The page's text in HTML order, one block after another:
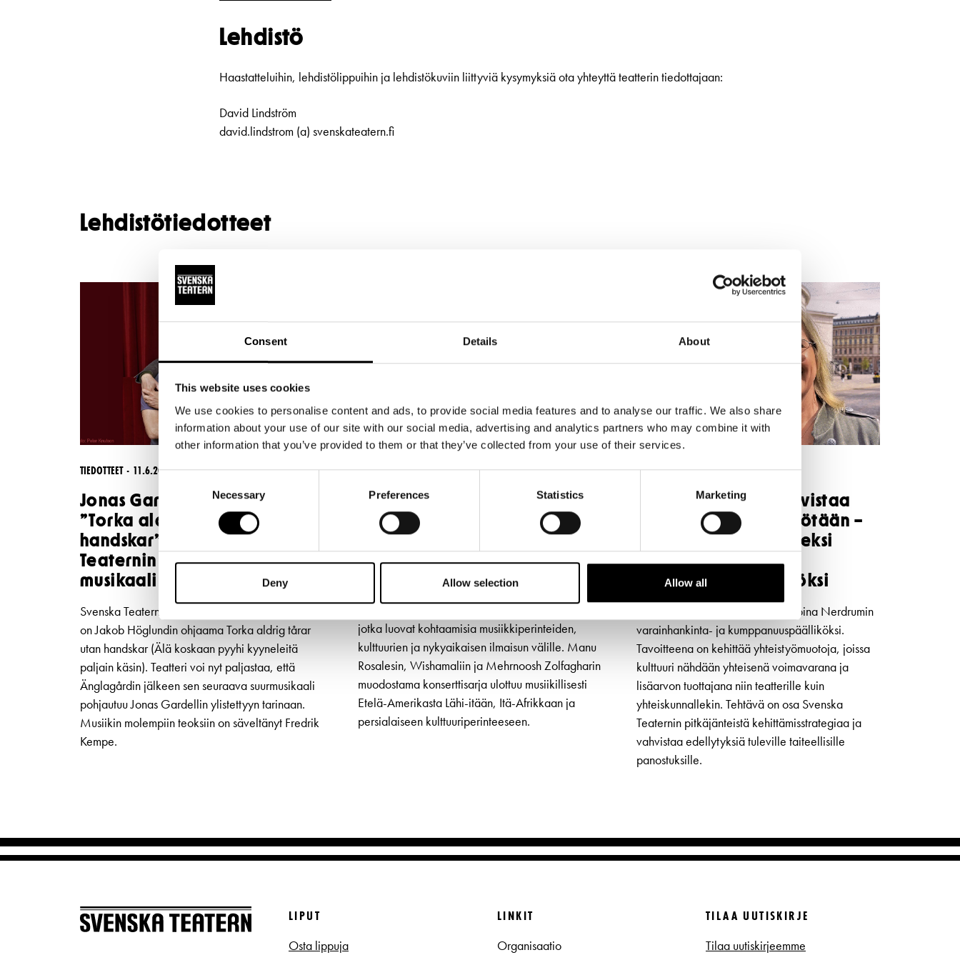
Consent Details About
This website uses cookies
We use cookies to personalise content and ads, to provide social media features and to analyse our traffic. We also share
information about your use of our site with our social media, advertising and analytics partners who may combine it with
other information that you’ve provided to them or that they’ve collected from your use of their services.
Selection
Necessary Preferences Statistics Marketing
Deny Allow selection Allow all
Svenska Teatern Live
Lehdistö
Haastatteluihin, lehdistölippuihin ja lehdistökuviin liittyviä kysymyksiä ota yhteyttä teatterin tiedottajaan:
David Lindström
david.lindstrom (a) svenskateatern.fi
Lehdistötiedotteet
TIEDOTTEET 11.6.2026
Jonas Gardellin elämäntyö
”Torka aldrig tårar utan
handskar” on Svenska
Teaternin seuraava
musikaali
Svenska Teaternin syksyn 2028 uutuusmusikaali
on Jakob Höglundin ohjaama Torka aldrig tårar
utan handskar (Älä koskaan pyyhi kyyneleitä
paljain käsin). Teatteri voi nyt paljastaa, että
Änglagårdin jälkeen sen seuraava suurmusikaali
pohjautuu Jonas Gardellin ylistettyyn tarinaan.
Musiikin molempiin teoksiin on säveltänyt Fredrik
Kempe.
TIEDOTTEET 4.6.2026
Buenos Airesista Persiaan –
Interkult tuo kolme
ainutlaatuista konserttia
Svenska Teaterniin
Interkult tuo tänä syksynä Svenska Teaterniin
kolme eri kansainvälisesti arvostettua esiintyjää,
jotka luovat kohtaamisia musiikkiperinteiden,
kulttuurien ja nykyaikaisen ilmaisun välille. Manu
Rosalesin, Wishamaliin ja Mehrnoosh Zolfagharin
muodostama konserttisarja ulottuu musiikillisesti
Etelä-Amerikasta Lähi-itään, Itä-Afrikkaan ja
persialaiseen kulttuuriperinteeseen.
TIEDOTTEET 22.5.2026
Svenska Teatern vahvistaa
strategista kehitystyötään –
Sabina Nerdrum uudeksi
varainhankinta- ja
kumppanuuspäälliköksi
Svenska Teatern on nimittänyt Sabina Nerdrumin
varainhankinta- ja kumppanuuspäälliköksi.
Tavoitteena on kehittää yhteistyömuotoja, joissa
kulttuuri nähdään yhteisenä voimavarana ja
lisäarvon tuottajana niin teatterille kuin
yhteiskunnallekin. Tehtävä on osa Svenska
Teaternin pitkäjänteistä kehittämisstrategiaa ja
vahvistaa edellytyksiä tuleville taiteellisille
panostuksille.
LIPUT
Osta lippuja
LINKIT
Organisaatio
TILAA UUTISKIRJE
Tilaa uutiskirjeemme